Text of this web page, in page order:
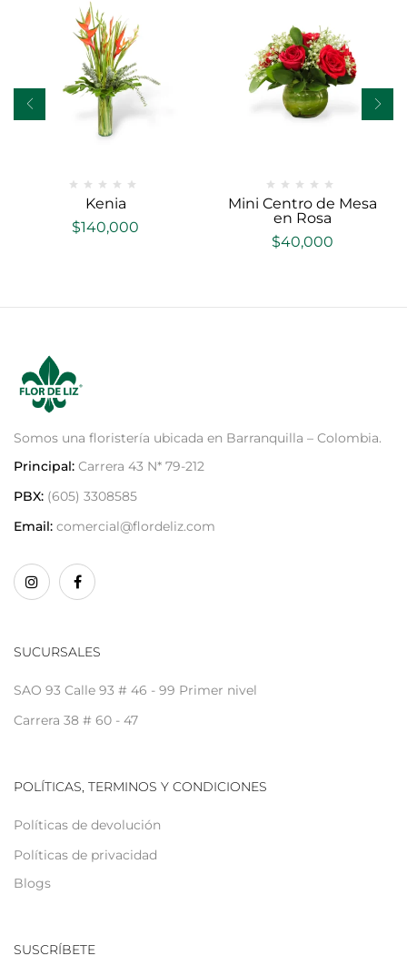
Kenia
$140,000
Mini Centro de Mesa
en Rosa
$40,000
Somos una floristería ubicada en Barranquilla – Colombia.
Principal: Carrera 43 N* 79-212
PBX: (605) 3308585
Email: comercial@flordeliz.com
SUCURSALES
SAO 93 Calle 93 # 46 - 99 Primer nivel
Carrera 38 # 60 - 47
POLÍTICAS, TERMINOS Y CONDICIONES
Políticas de devolución
Políticas de privacidad
Blogs
SUSCRÍBETE